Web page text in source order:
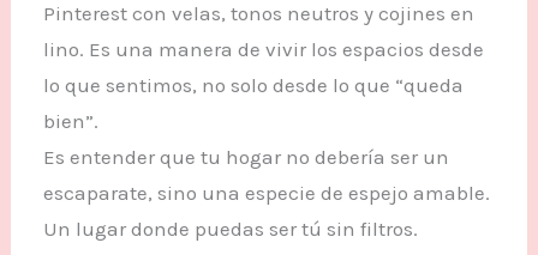
Pinterest con velas, tonos neutros y cojines en
lino. Es una manera de vivir los espacios desde
lo que sentimos, no solo desde lo que “queda
bien”.
Es entender que tu hogar no debería ser un
escaparate, sino una especie de espejo amable.
Un lugar donde puedas ser tú sin filtros.